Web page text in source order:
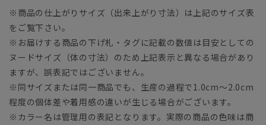
※商品の仕上がりサイズ（出来上がり寸法）は上記のサイズ表
をご覧下さい。
※お届けする商品の下げ札・タグに記載の数値は目安としての
ヌードサイズ（体の寸法）のため上記表示と異なる場合があり
ますが、誤表記ではございません。
※同サイズまたは同一商品でも、生産の過程で1.0cm～2.0cm
程度の個体差や着用感の違いが生じる場合がございます。
※カラー名は管理用の表記となります。実際の商品の色味は商